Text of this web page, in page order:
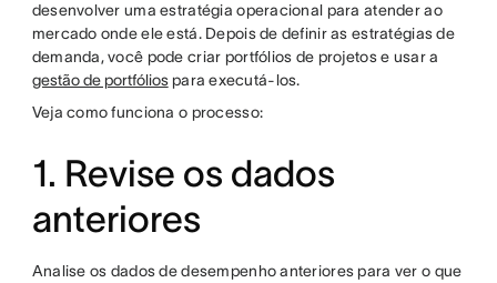
desenvolver uma estratégia operacional para atender ao
mercado onde ele está. Depois de definir as estratégias de
demanda, você pode criar portfólios de projetos e usar a
gestão de portfóliospara executá-los.
Veja como funciona o processo:
1. Revise os dados
anteriores
Analise os dados de desempenho anteriores para ver o que